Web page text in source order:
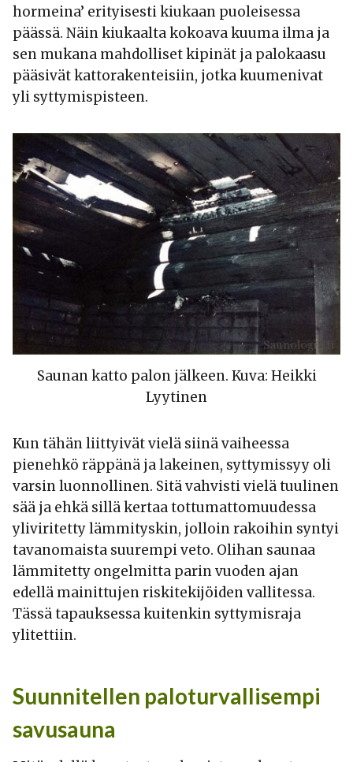
hormeina’ erityisesti kiukaan puoleisessa
päässä. Näin kiukaalta kokoava kuuma ilma ja
sen mukana mahdolliset kipinät ja palokaasu
pääsivät kattorakenteisiin, jotka kuumenivat
yli syttymispisteen.
Saunan katto palon jälkeen. Kuva: Heikki
Lyytinen
Kun tähän liittyivät vielä siinä vaiheessa
pienehkö räppänä ja lakeinen, syttymissyy oli
varsin luonnollinen. Sitä vahvisti vielä tuulinen
sää ja ehkä sillä kertaa tottumattomuudessa
yliviritetty lämmityskin, jolloin rakoihin syntyi
tavanomaista suurempi veto. Olihan saunaa
lämmitetty ongelmitta parin vuoden ajan
edellä mainittujen riskitekijöiden vallitessa.
Tässä tapauksessa kuitenkin syttymisraja
ylitettiin.
Suunnitellen paloturvallisempi
savusauna